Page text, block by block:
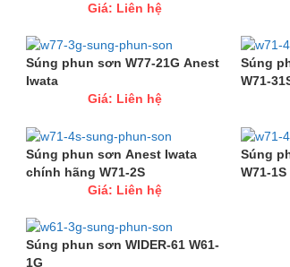
Giá: Liên hệ
Súng phun sơn W77-21G Anest
Iwata
Giá: Liên hệ
Súng
W71-
Súng phun sơn Anest Iwata
chính hãng W71-2S
Giá: Liên hệ
Súng
W71-
Súng phun sơn WIDER-61 W61-
1G